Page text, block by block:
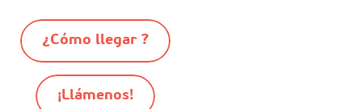
¿Cómo llegar ?
¡Llámenos!